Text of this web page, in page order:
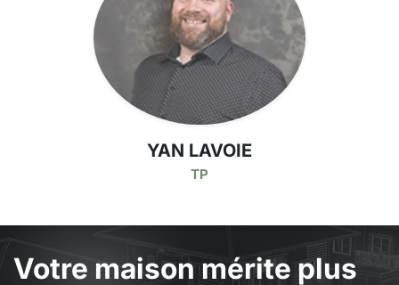
YAN LAVOIE
TP
Votre maison mérite plus